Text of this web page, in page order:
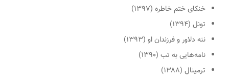
خنکای ختم خاطره (۱۳۹۷)
تونل (۱۳۹۴)
ننه دلاور و فرزندان او (۱۳۹۳)
نامه‌هایی به تب (۱۳۹۰)
ترمینال (۱۳۸۸)